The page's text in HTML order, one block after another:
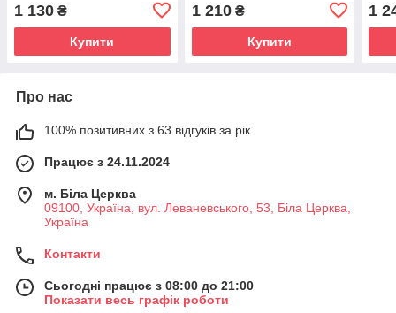
1 130 ₴
Купити
1 210₴
Купити
1
Про нас
100% позитивних з 63 відгуків за рік
Працює з 24.11.2024
м. Біла Церква
09100, Україна, вул. Леваневського, 53, Біла Церква,
Україна
Контакти
Сьогодні працює з 08:00 до 21:00
Показати весь графік роботи